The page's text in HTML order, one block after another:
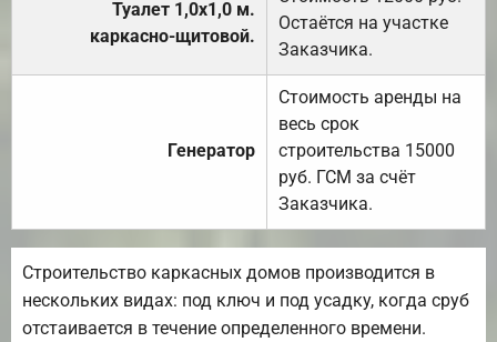
Туалет 1,0х1,0 м.
каркасно-щитовой.
Остаётся на участке
Заказчика.
Генератор
Стоимость аренды на
весь срок
строительства 15000
руб. ГСМ за счёт
Заказчика.
Строительство каркасных домов производится в
нескольких видах: под ключ и под усадку, когда сруб
отстаивается в течение определенного времени.